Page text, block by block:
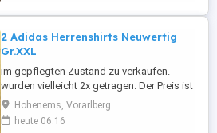
2 Adidas Herrenshirts Neuwertig
Gr.XXL
im gepflegten Zustand zu verkaufen.
wurden vielleicht 2x getragen. Der Preis ist
ein Setpreis.
Hohenems, Vorarlberg
heute 06:16